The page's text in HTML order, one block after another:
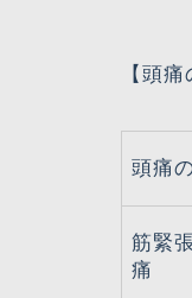
【頭
頭痛
筋緊
痛